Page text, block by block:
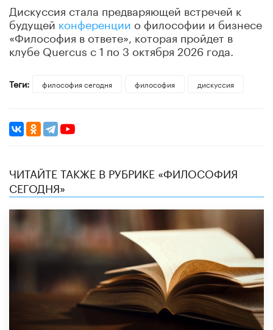
Дискуссия стала предваряющей встречей к
будущей конференции о философии и бизнесе
«Философия в ответе», которая пройдет в
клубе Quercus с 1 по 3 октября 2026 года.
Теги: философия сегодня философия дискуссия
ЧИТАЙТЕ ТАКЖЕ В РУБРИКЕ «ФИЛОСОФИЯ
СЕГОДНЯ»